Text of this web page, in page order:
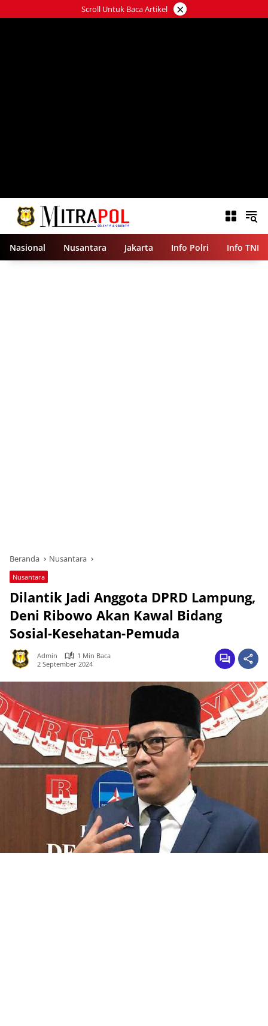
ke
Scroll Untuk Baca Artikel ×
Nasional Nusantara Jakarta Info Polri Info TNI
Beranda Nusantara
Nusantara
Dilantik Jadi Anggota DPRD Lampung,
Deni Ribowo Akan Kawal Bidang
Sosial-Kesehatan-Pemuda
Admin
1 Min Baca
2 September 2024